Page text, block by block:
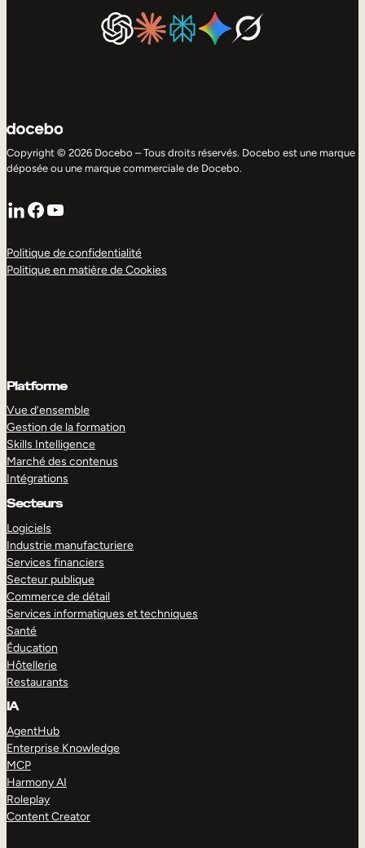
Copyright © 2026 Docebo – Tous droits réservés. Docebo est une marque
déposée ou une marque commerciale de Docebo.
LinkedIn
Facebook
YouTube
Politique de confidentialité
Politique en matière de Cookies
Platforme
Vue d’ensemble
Gestion de la formation
Skills Intelligence
Marché des contenus
Intégrations
Secteurs
Logiciels
Industrie manufacturiere
Services financiers
Secteur publique
Commerce de détail
Services informatiques et techniques
Santé
Éducation
Hôtellerie
Restaurants
IA
AgentHub
Enterprise Knowledge
MCP
Harmony AI
Roleplay
Content Creator